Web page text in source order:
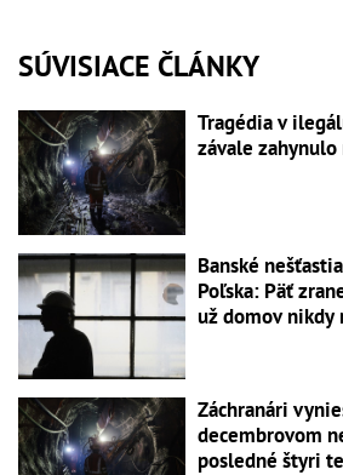
SÚVISIACE ČLÁNKY
Tragédia v
závale
Banské
Poľska: Päť
už domov nikdy
Záchranári
decembrovom
posledné štyri